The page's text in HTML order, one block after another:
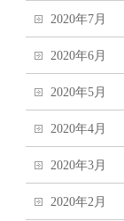
2020年7月
2020年6月
2020年5月
2020年4月
2020年3月
2020年2月